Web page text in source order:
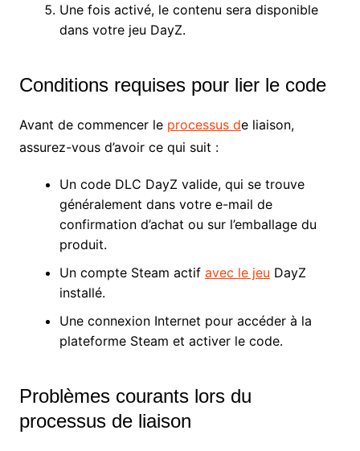
Une fois activé, le contenu sera disponible
dans votre jeu DayZ.
Conditions requises pour lier le code
Avant de commencer le processus de liaison,
assurez-vous d’avoir ce qui suit :
Un code DLC DayZ valide, qui se trouve
généralement dans votre e-mail de
confirmation d’achat ou sur l’emballage du
produit.
Un compte Steam actif avec le jeu DayZ
installé.
Une connexion Internet pour accéder à la
plateforme Steam et activer le code.
Problèmes courants lors du
processus de liaison